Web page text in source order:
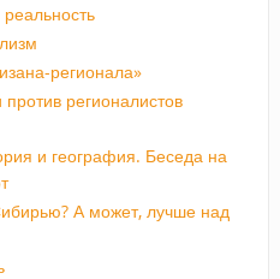
регионала»
регионалистов
и география. Беседа на
А может, лучше над